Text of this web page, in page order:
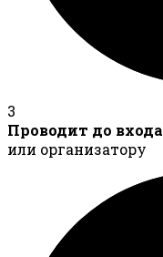
3
Проводит до входа
или организатору